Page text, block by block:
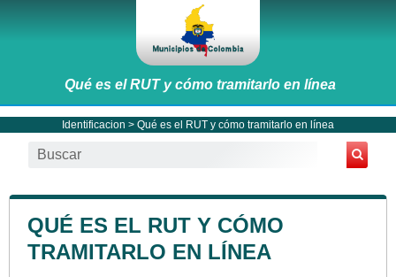
Qué es el RUT y cómo tramitarlo en línea
Identificacion > Qué es el RUT y cómo tramitarlo en línea
QUÉ ES EL RUT Y CÓMO
TRAMITARLO EN LÍNEA